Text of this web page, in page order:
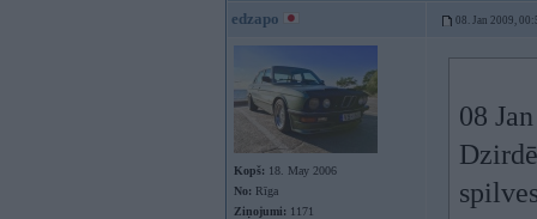
edzapo 08. Jan 2009,
Kopš: 18. May 2006
No: Rīga
Ziņojumi: 1171
08